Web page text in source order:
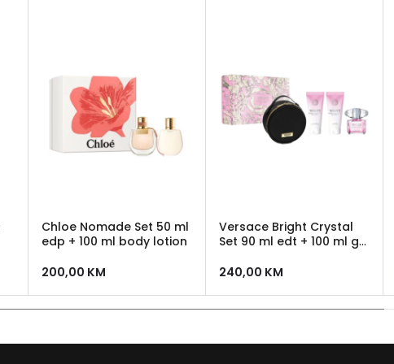
Chloe Nomade Set 50 ml
edp + 100 ml body lotion
200,00 KM
Versace Bright Crystal
Set 90 ml edt + 100 ml gel
losion + Versace neseser
240,00 KM